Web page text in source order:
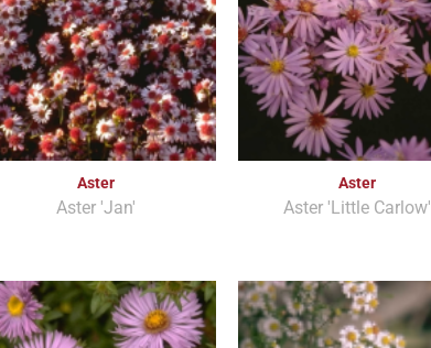
Aster
Aster 'Jan'
Aster
Aster 'Little Carlow'